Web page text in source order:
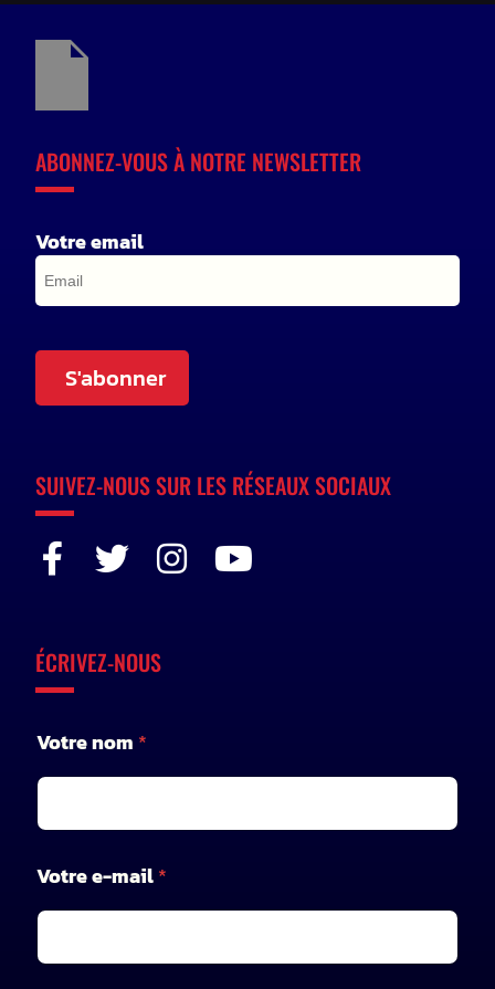
ABONNEZ-VOUS À NOTRE NEWSLETTER
Votre email
S'abonner
SUIVEZ-NOUS SUR LES RÉSEAUX SOCIAUX
ÉCRIVEZ-NOUS
Votre nom *
Votre e-mail*